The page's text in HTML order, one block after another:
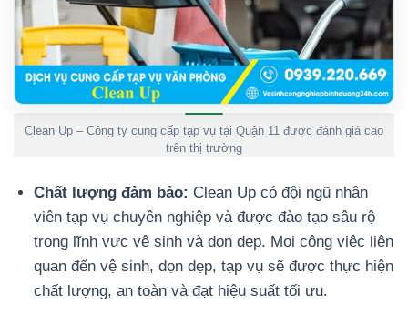
Clean Up – Công ty cung cấp tạp vụ tại Quận 11 được đánh giá cao
trên thị trường
Chất lượng đảm bảo: Clean Up có đội ngũ nhân
viên tạp vụ chuyên nghiệp và được đào tạo sâu rộ
trong lĩnh vực vệ sinh và dọn dẹp. Mọi công việc liên
quan đến vệ sinh, dọn dẹp, tạp vụ sẽ được thực hiện
chất lượng, an toàn và đạt hiệu suất tối ưu.